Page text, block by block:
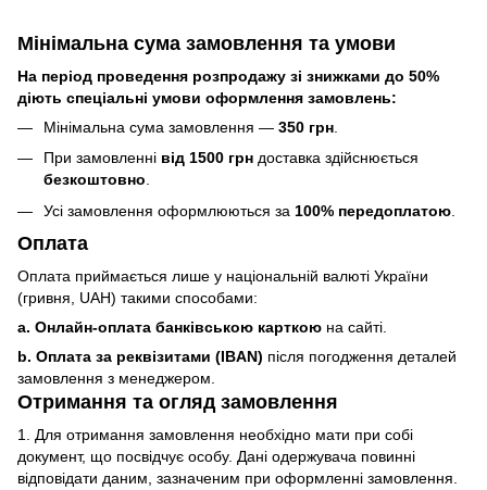
Мінімальна сума замовлення та умови
На період проведення розпродажу зі знижками до 50%
діють спеціальні умови оформлення замовлень:
Мінімальна сума замовлення — 350 грн
При замовленні від 1500 грн доставка здійснюється
безкоштовно.
Усі замовлення оформлюються за 100% передоплатою
Оплата
Оплата приймається лише у національній валюті України
(гривня, UAH) такими способами:
a. Онлайн-оплата банківською карткою на сайті.
b. Оплата за реквізитами (IBAN) після погодження деталей
замовлення з менеджером.
Отримання та огляд замовлення
1. Для отримання замовлення необхідно мати при собі
документ, що посвідчує особу. Дані одержувача повинні
відповідати даним, зазначеним при оформленні замовлення.